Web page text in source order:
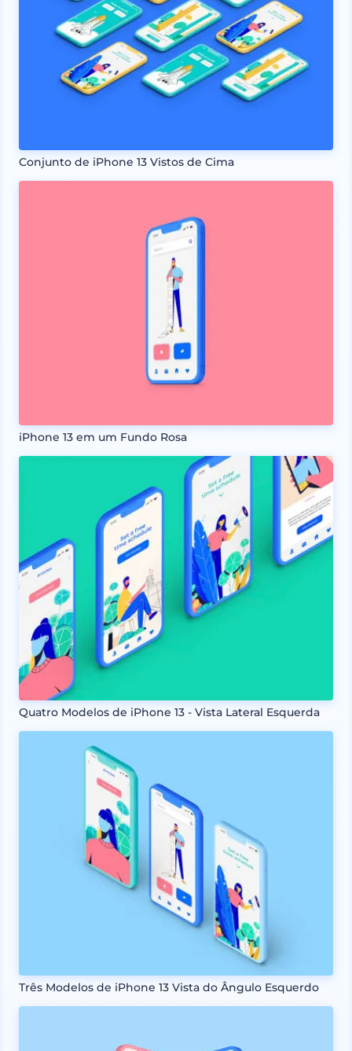
Conjunto de iPhone 13 Vistos de Cima
iPhone 13 em um Fundo Rosa
Quatro Modelos de iPhone 13 - Vista Lateral Esquerda
Três Modelos de iPhone 13 Vista do Ângulo Esquerdo